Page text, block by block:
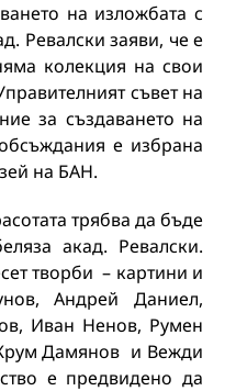
на изложбата с
Ревалски заяви, че е
колекция на свои
съвет на
за създаването на
е избрана
на БАН.
трябва да бъде
акад. Ревалски.
творби – картини и
Андрей Даниел,
Иван Ненов, Румен
Дамянов и Вежди
е предвидено да